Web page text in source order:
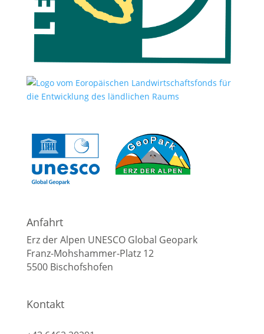
Anfahrt
Erz der Alpen UNESCO Global Geopark
Franz-Mohshammer-Platz 12
5500 Bischofshofen
Kontakt